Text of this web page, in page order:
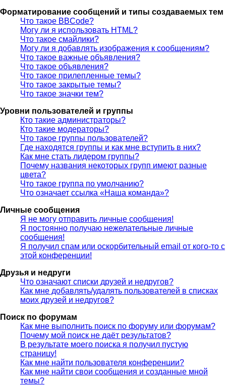
Форматирование сообщений и типы создаваемых тем
Что такое BBCode?
Могу ли я использовать HTML?
Что такое смайлики?
Могу ли я добавлять изображения к сообщениям?
Что такое важные объявления?
Что такое объявления?
Что такое прилепленные темы?
Что такое закрытые темы?
Что такое значки тем?
Уровни пользователей и группы
Кто такие администраторы?
Кто такие модераторы?
Что такое группы пользователей?
Где находятся группы и как мне вступить в них?
Как мне стать лидером группы?
Почему названия некоторых групп имеют разные
цвета?
Что такое группа по умолчанию?
Что означает ссылка «Наша команда»?
Личные сообщения
Я не могу отправить личные сообщения!
Я постоянно получаю нежелательные личные
сообщения!
Я получил спам или оскорбительный email от кого-то с
этой конференции!
Друзья и недруги
Что означают списки друзей и недругов?
Как мне добавлять/удалять пользователей в списках
моих друзей и недругов?
Поиск по форумам
Как мне выполнить поиск по форуму или форумам?
Почему мой поиск не даёт результатов?
В результате моего поиска я получил пустую
страницу!
Как мне найти пользователя конференции?
Как мне найти свои сообщения и созданные мной
темы?